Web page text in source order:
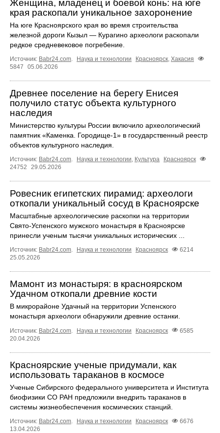
Женщина, младенец и боевой конь: на юге
края раскопали уникальное захоронение
На юге Красноярского края во время строительства
железной дороги Кызыл — Курагино археологи раскопали
редкое средневековое погребение.
Источник: Babr24.com. Наука и технологии Красноярск, Хакасия
5847
05.06.2026
Древнее поселение на берегу Енисея
получило статус объекта культурного
наследия
Министерство культуры России включило археологический
памятник «Каменка. Городище-1» в государственный реестр
объектов культурного наследия.
Источник: Babr24.com. Наука и технологии, Культура
Красноярск
24752
29.05.2026
Ровесник египетских пирамид: археологи
откопали уникальный сосуд в Красноярске
Масштабные археологические раскопки на территории
Свято-Успенского мужского монастыря в Красноярске
принесли ученым тысячи уникальных исторических ...
Источник: Babr24.com. Наука и технологии Красноярск
6214
25.05.2026
Мамонт из монастыря: в красноярском
Удачном откопали древние кости
В микрорайоне Удачный на территории Успенского
монастыря археологи обнаружили древние останки.
Источник: Babr24.com Наука и технологии Красноярск
6585
20.04.2026
Красноярские ученые придумали, как
использовать тараканов в космосе
Ученые Сибирского федерального университета и Института
биофизики СО РАН предложили внедрить тараканов в
системы жизнеобеспечения космических станций.
Источник: Babr24.com Наука и технологии Красноярск
6676
13.04.2026